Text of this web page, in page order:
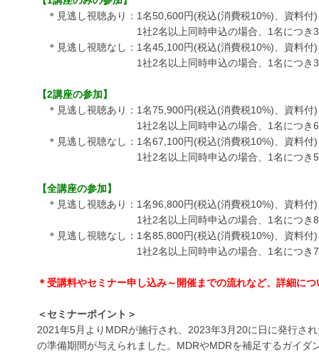
＊見逃し視聴あり：1名50,600円(税込(消費税10%)、資料付)
1社2名以上同時申込の場合、1名につき
＊見逃し視聴なし：1名45,100円(税込(消費税10%)、資料付)
1社2名以上同時申込の場合、1名につき
【2講座の参加】
＊見逃し視聴あり：1名75,900円(税込(消費税10%)、資料付)
1社2名以上同時申込の場合、1名につき
＊見逃し視聴なし：1名67,100円(税込(消費税10%)、資料付)
1社2名以上同時申込の場合、1名につき
【全講座の参加】
＊見逃し視聴あり：1名96,800円(税込(消費税10%)、資料付)
1社2名以上同時申込の場合、1名につき
＊見逃し視聴なし：1名85,800円(税込(消費税10%)、資料付)
1社2名以上同時申込の場合、1名につき
＊受講料やセミナー申し込み～開催までの流れなど、詳細に
＜セミナーポイント＞
2021年5月よりMDRが施行され、2023年3月20に日に発行さ
の準備期間が与えられました。MDRやMDRを補足するガイ